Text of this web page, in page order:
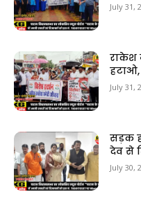
July 31,
राकेश
July 31,
सड़क
देव से
July 30,